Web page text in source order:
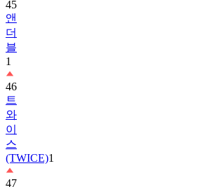
더
블
1
46
트
와
이
스
(TWICE)
47
박